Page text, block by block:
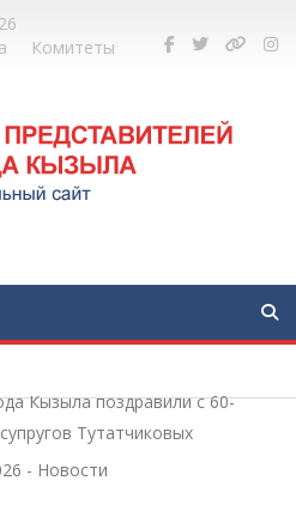
Комитеты
Кызыла поздравили с 60-
Тутатчиковых
- Новости